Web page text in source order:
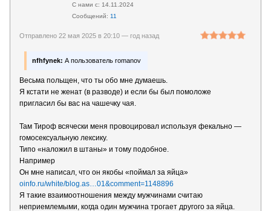
14.11.2024
11
Отправлено 22 мая 2025 в 20:10 — год назад
nfhfynek: А пользователь romanov
Весьма польщен, что ты обо мне думаешь.
Я кстати не женат (в разводе) и если бы был помоложе
пригласил бы вас на чашечку чая.
Там Тироф всячески меня провоцировал используя фекально —
гомосексуальную лексику.
Типо «наложил в штаны» и тому подобное.
Например
Он мне написал, что он якобы «поймал за яйца»
oinfo.ru/white/blog.as…01&comment=1148896
Я такие взаимоотношения между мужчинами считаю
неприемлемыми, когда один мужчина трогает другого за яйца.